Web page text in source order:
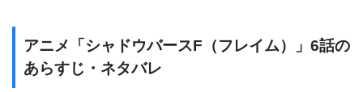
アニメ「シャドウバースF（フレイム）」6話の
あらすじ・ネタバレ